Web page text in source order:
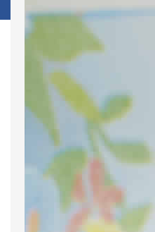
GLI
ETICHETTA
vanno indicati gli ingredienti su un
prodotto...
http://
LevelID=25